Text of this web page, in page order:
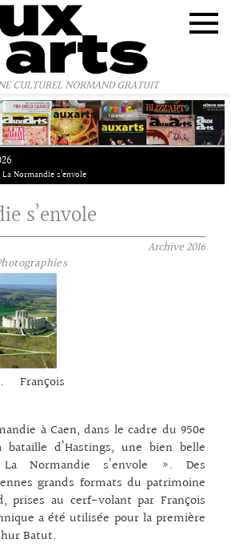
CULTUREL NORMAND GRATUIT
La Normandie s’envole
s’envole
Archive2016
François
à Caen, dans le cadre du 950e
d’Hastings, une bien belle
Normandie s’envole ». Des
grands formats du patrimoine
prises au cerf-volant par François
a été utilisée pour la première
Batut.
cookies